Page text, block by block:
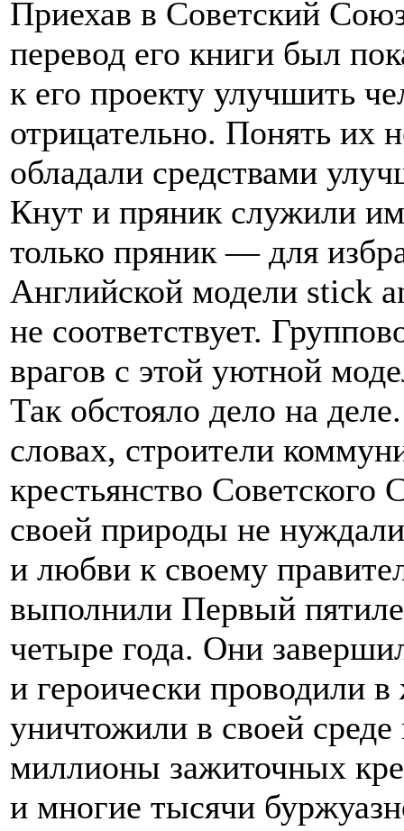
Приехав в Советский
перевод его книги был
к его проекту улучшить
отрицательно. Понять их
обладали средствами
Кнут и пряник служили
только пряник — для
Английской модели stick
не соответствует.
врагов с этой уютной
Так обстояло дело на
словах, строители
крестьянство
своей природы не
и любви к своему
выполнили Первый
четыре года. Они
и героически проводили
уничтожили в своей среде
миллионы зажиточных
и многие тысячи